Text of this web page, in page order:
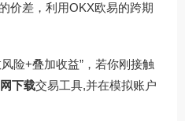
价差，利用OKX欧易的跨期
险+叠加收益”，若你刚接触
下载交易工具,并在模拟账户